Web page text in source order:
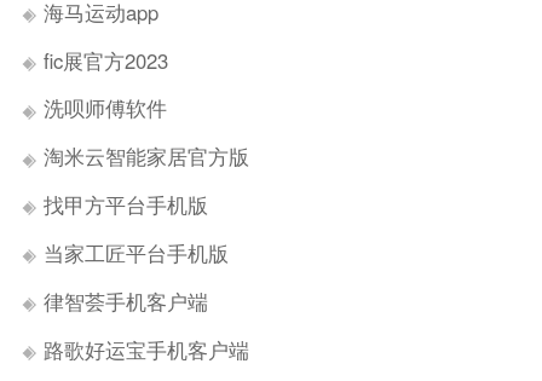
海马运动app
fic展官方2023
洗呗师傅软件
淘米云智能家居官方版
找甲方平台手机版
当家工匠平台手机版
律智荟手机客户端
路歌好运宝手机客户端